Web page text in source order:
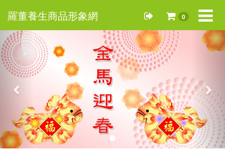
Toggle
羅董養生商品形象網 0
Previous